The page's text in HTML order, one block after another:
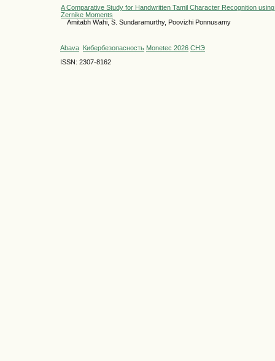
A Comparative Study for Handwritten Tamil Character Recognition
Zernike Moments
Amitabh Wahi, S. Sundaramurthy, Poovizhi Ponnusamy
Abava Кибербезопасность Monetec 2026 СНЭ
ISSN: 2307-8162